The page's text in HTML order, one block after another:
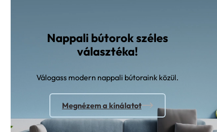
Nappali bútorok széles
választéka!
Válogass modern nappali bútoraink közül.
Megnézem a kínálatot